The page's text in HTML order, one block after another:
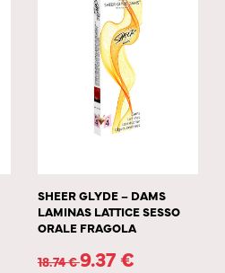
SHEER GLYDE – DAMS
LAMINAS LATTICE SESSO
ORALE FRAGOLA
18.74€9.37€